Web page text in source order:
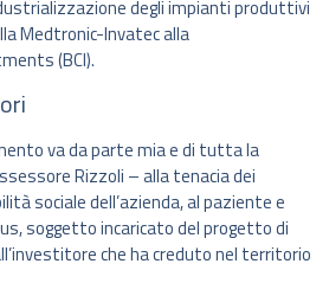
degli impianti produttivi
Medtronic-Invatec alla
(BCI).
va da parte mia e di tutta la
Rizzoli – alla tenacia dei
sociale dell’azienda, al paziente e
soggetto incaricato del progetto di
che ha creduto nel territorio